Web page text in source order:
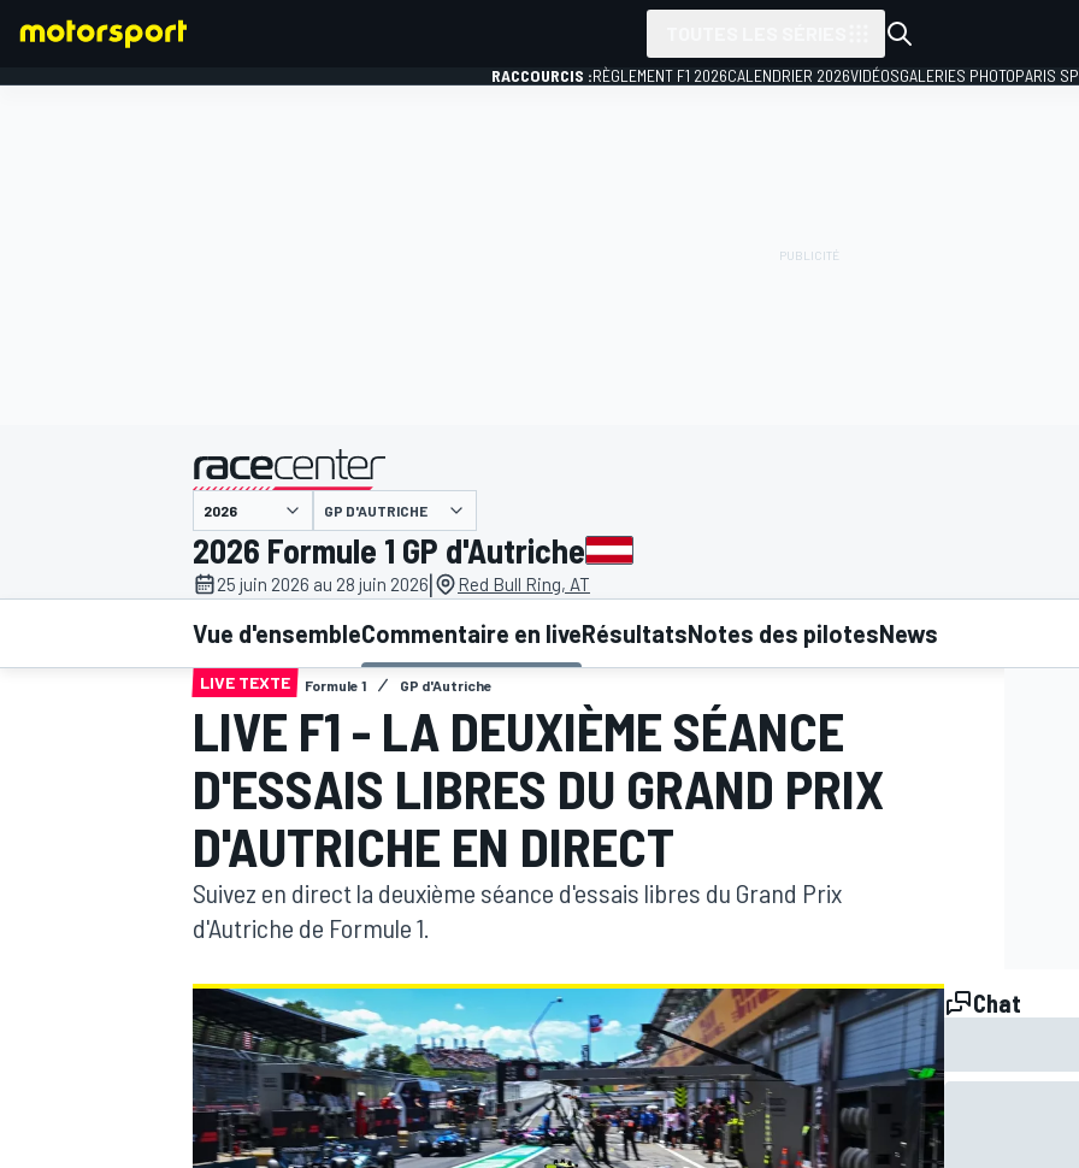
MOTOGP
WRC
RACCOURCIS :RÈGLEMENT F1 2026CALENDRIER 2026VIDÉOSGALERIES PHOTOPARIS
présenté par
GP D'AUTRICHE
2026 Formule 1 GP d'Autriche
25 juin 2026 au 28 juin 2026| Red Bull Ring, AT
Vue d'ensembleCommentaire en liveRésultatsNotes des pilotesNews
LIVE TEXTE Formule 1 GP d'Autriche
LIVE F1 - LA DEUXIÈME SÉANCE
D'ESSAIS LIBRES DU GRAND PRIX
D'AUTRICHE EN DIRECT
Suivez en direct la deuxième séance d'essais libres du Grand Prix
d'Autriche de Formule 1.
Chat